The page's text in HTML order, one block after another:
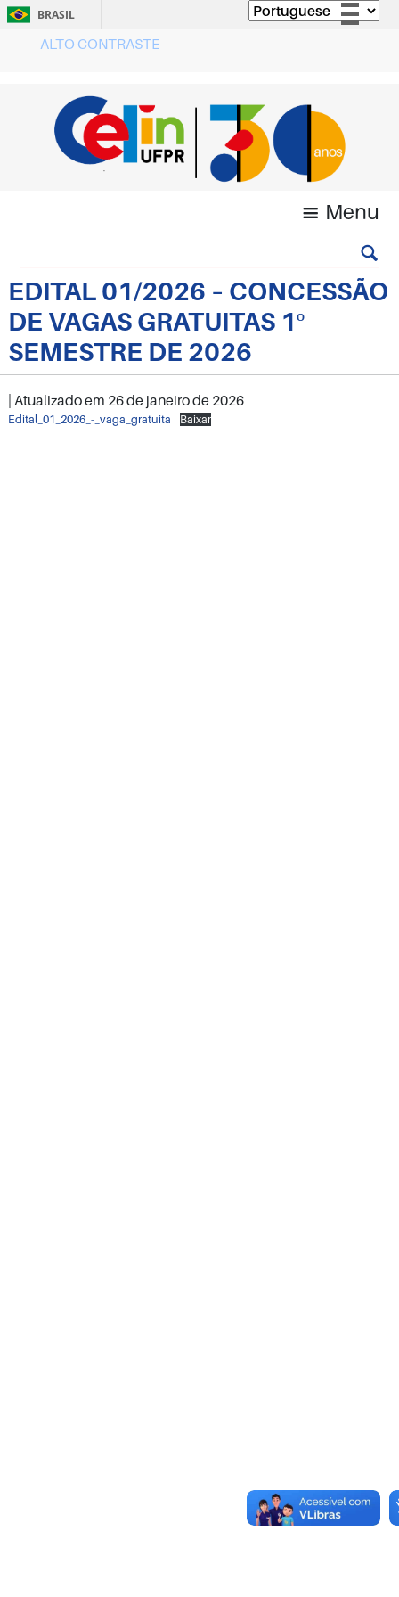
BRASIL
Acesso à informação
Legislação
Canais
ALTO CONTRASTE
Menu
EDITAL 01/2026 – CONCESSÃO
DE VAGAS GRATUITAS 1º
SEMESTRE DE 2026
| Atualizado em 26 de janeiro de 2026
Edital_01_2026_-_vaga_gratuita Baixar